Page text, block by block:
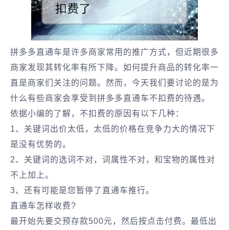
拼多多直通车是许多商家常用的推广方式，但近期很多
商家发现其转化率有所下降。如何提升商品的转化率一
直是商家们关注的问题。然而，今天我们要讨论的是为
什么有些商家会享受到拼多多直通车不扣费的待遇。
依据小编的了解，不扣费的原因有以下几种：
1、关键词出价太低，太低的价格在竞争力大的情况下
是没有优势的。
2、关键词的选词不对，词属性不对，和宝物的属性对
不上加上。
3、还有可能是您暂停了直通车推行。
直通车怎样收费?
最开始先要交预存款500元，然后按点击付费。最低出